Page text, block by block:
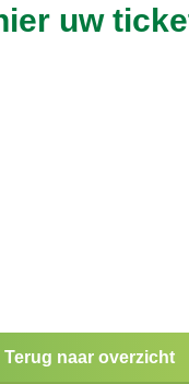
uw
Terug naar overzicht